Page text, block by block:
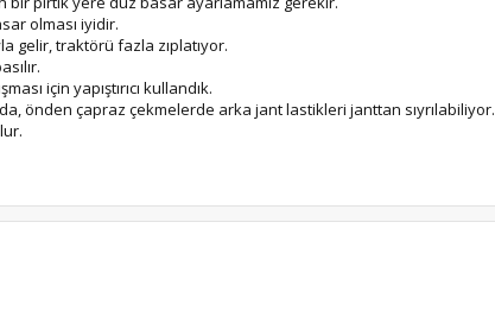
olması iyidir.
gelir, traktörü fazla zıplatıyor.
için yapıştırıcı kullandık.
önden çapraz çekmelerde arka jant lastikleri janttan sıyrılabiliyor.